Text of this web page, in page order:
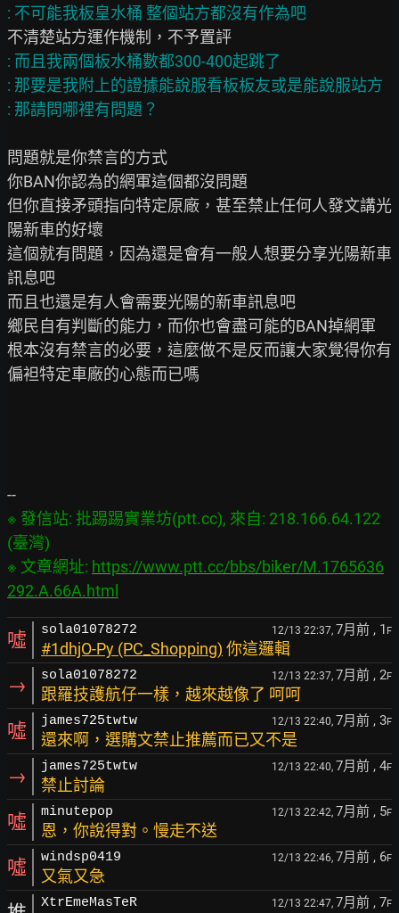
: 而且我兩個板水桶數都300-400起跳了
: 那要是我附上的證據能說服看板板友或是能說服站方
問題就是你禁言的方式
你BAN你認為的網軍這個都沒問題
但你直接矛頭指向特定原廠，甚至禁止任何人發文講光
陽新車的好壞
這個就有問題，因為還是會有一般人想要分享光陽新車
訊息吧
而且也還是有人會需要光陽的新車訊息吧
鄉民自有判斷的能力，而你也會盡可能的BAN掉網軍
根本沒有禁言的必要，這麼做不是反而讓大家覺得你有
偏袒特定車廠的心態而已嗎
※ 發信站: 批踢踢實業坊(ptt.cc), 來自: 218.166.64.122
(臺灣)
※ 文章網址: https://www.ptt.cc/bbs/biker/M.1765636
292.A.66A.html
噓 sola01078272 12/13 22:37, 7月前 , 1 F
#1dhjO-Py (PC_Shopping) 你這邏輯
→ sola01078272 12/13 22:37, 7月前 , 2F
跟羅技護航仔一樣，越來越像了 呵呵
噓 james725twtw 12/13 22:40, 7月前 , 3F
還來啊，選購文禁止推薦而已又不是
→ james725twtw 12/13 22:40, 7月前 , 4F
禁止討論
噓 minutepop 12/13 22:42, 7月前 , 5F
恩，你說得對。慢走不送
噓 windsp0419 12/13 22:46, 7月前 , 6F
又氣又急
XtrEmeMasTeR 12/13 22:47, 7月前 , 7F